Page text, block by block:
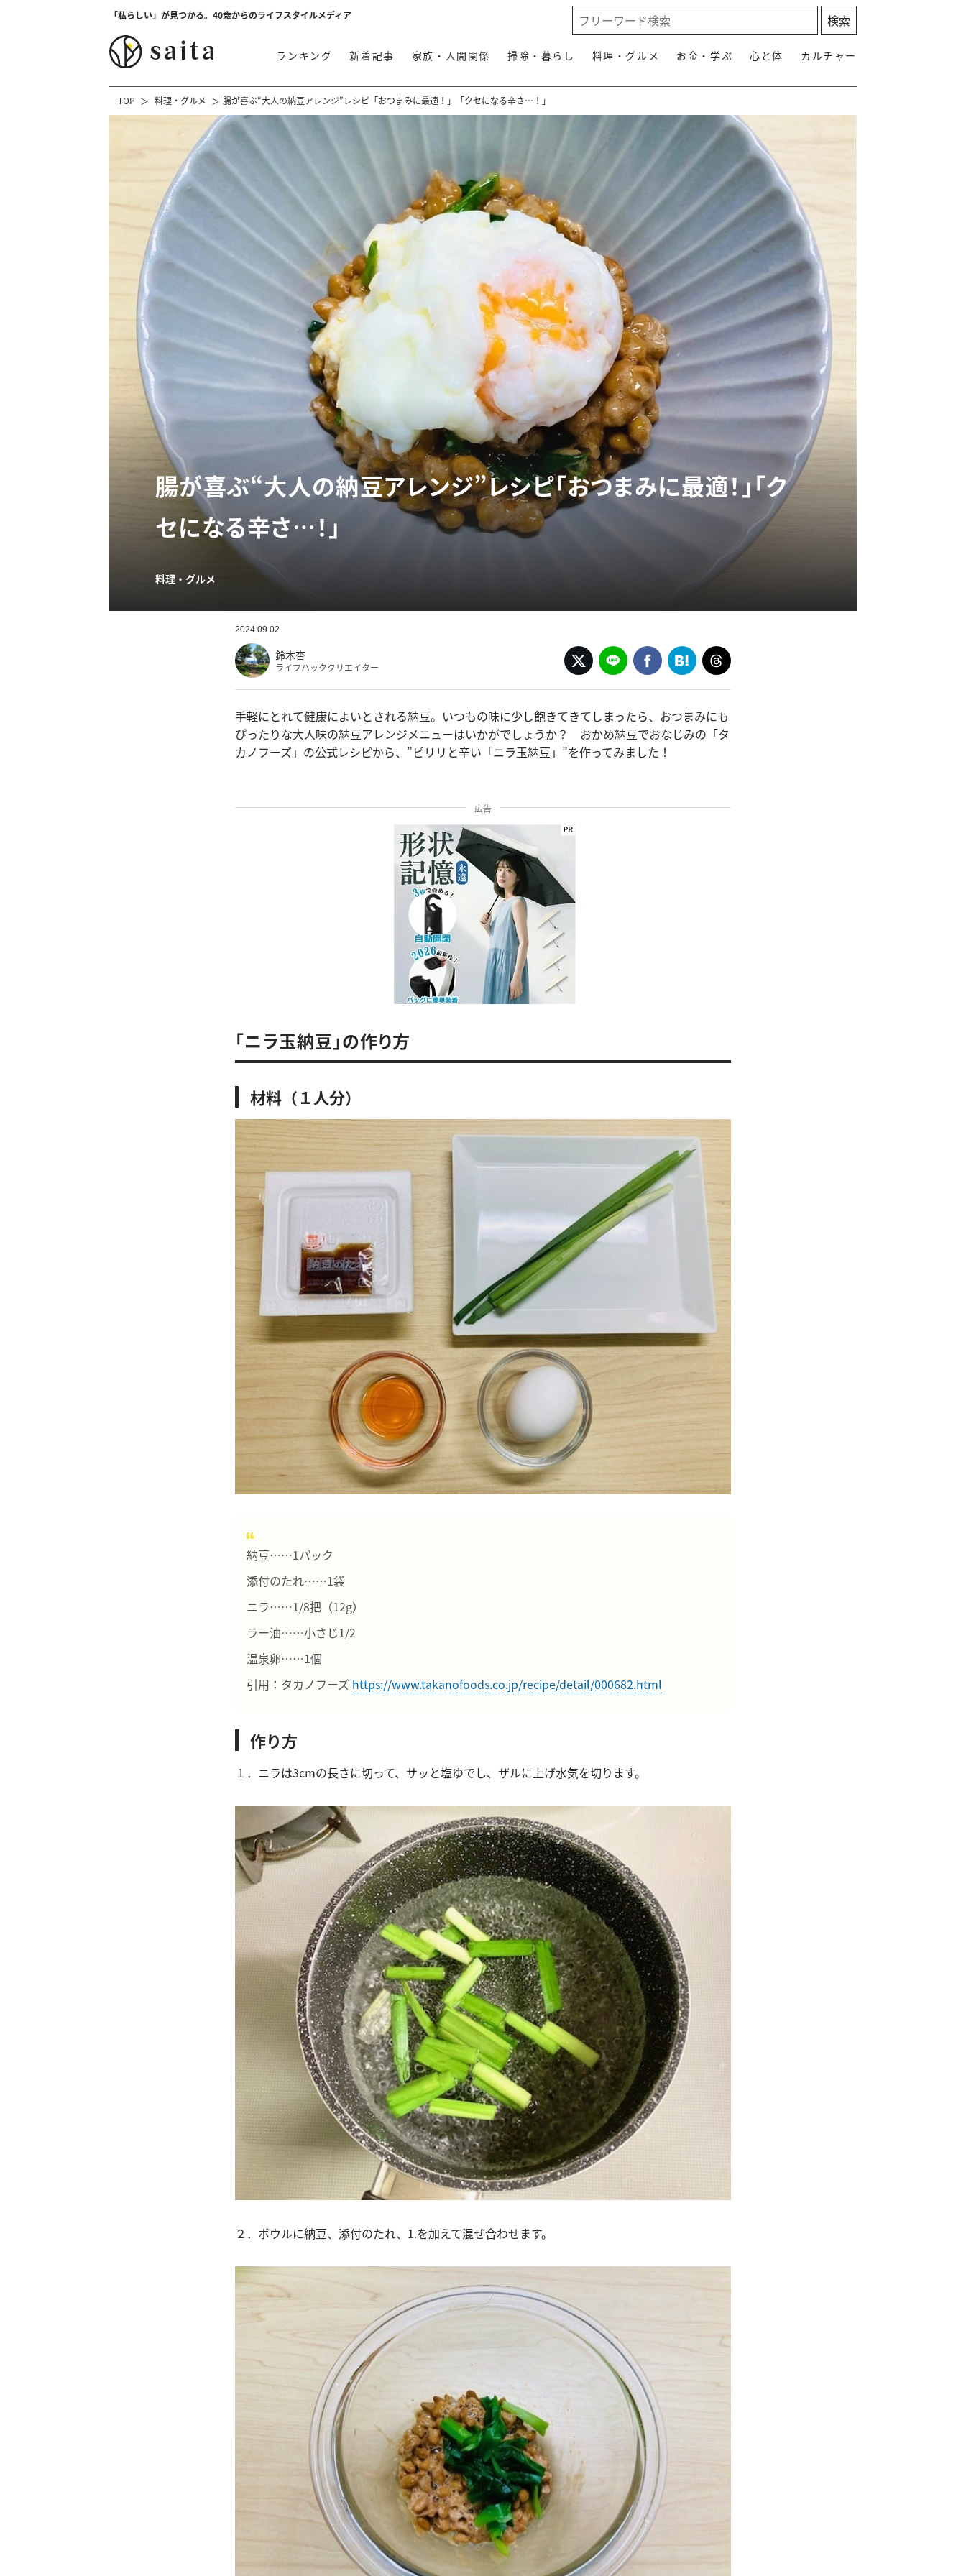
「私らしい」が見つかる。40歳からのライフスタイルメディア
ランキング 新着記事 家族・人間関係 掃除・暮らし 料理・グルメ お金・学ぶ 心と体 カルチャー
TOP 料理・グルメ 腸が喜ぶ“大人の納豆アレンジ”レシピ「おつまみに最適！」「クセになる辛さ…！」
腸が喜ぶ“大人の納豆アレンジ”レシピ「おつまみに最適！」「ク
セになる辛さ…！」
料理・グルメ
2024.09.02
鈴木杏
ライフハッククリエイター
手軽にとれて健康によいとされる納豆。いつもの味に少し飽きてきてしまったら、おつまみにも
ぴったりな大人味の納豆アレンジメニューはいかがでしょうか？ おかめ納豆でおなじみの「タ
カノフーズ」の公式レシピから、”ピリリと辛い「ニラ玉納豆」”を作ってみました！
広告
「ニラ玉納豆」の作り方
材料（１人分）
納豆……1パック
添付のたれ……1袋
ニラ……1/8把（12g）
ラー油……小さじ1/2
温泉卵……1個
引用：タカノフーズ https://www.takanofoods.co.jp/recipe/detail/000682.html
作り方
１．ニラは3cmの長さに切って、サッと塩ゆでし、ザルに上げ水気を切ります。
２．ボウルに納豆、添付のたれ、1.を加えて混ぜ合わせます。